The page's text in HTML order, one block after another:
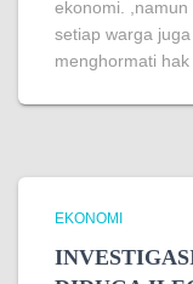
ekonomi. ,namun
setiap warga
menghormati
EKONOMI